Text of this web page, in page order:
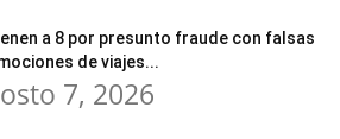
a 8 por presunto fraude con falsas
de viajes...
7, 2026